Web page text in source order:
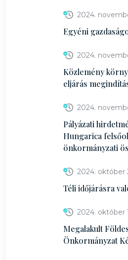
2024.
Egyéni
2024.
Közlemény
eljárás
2024.
Pályázati
Hungarica
önkormányzati
2024. október
Téli időjárásra
2024. október
Megalakult
Önkormányzat